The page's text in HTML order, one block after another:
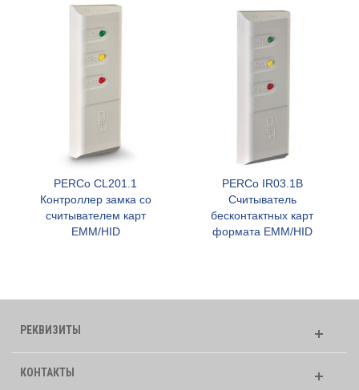
PERCo CL201.1
Контроллер замка со
считывателем карт
EMM/HID
PERCo IR03.1B
Считыватель
бесконтактных карт
формата ЕММ/HID
РЕКВИЗИТЫ
КОНТАКТЫ